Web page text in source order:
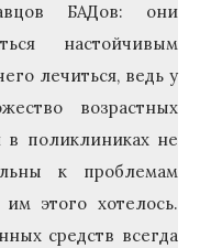
БАДов: они
настойчивым
лечиться, ведь у
возрастных
в поликлиниках не
к проблемам
этого хотелось.
средств всегда